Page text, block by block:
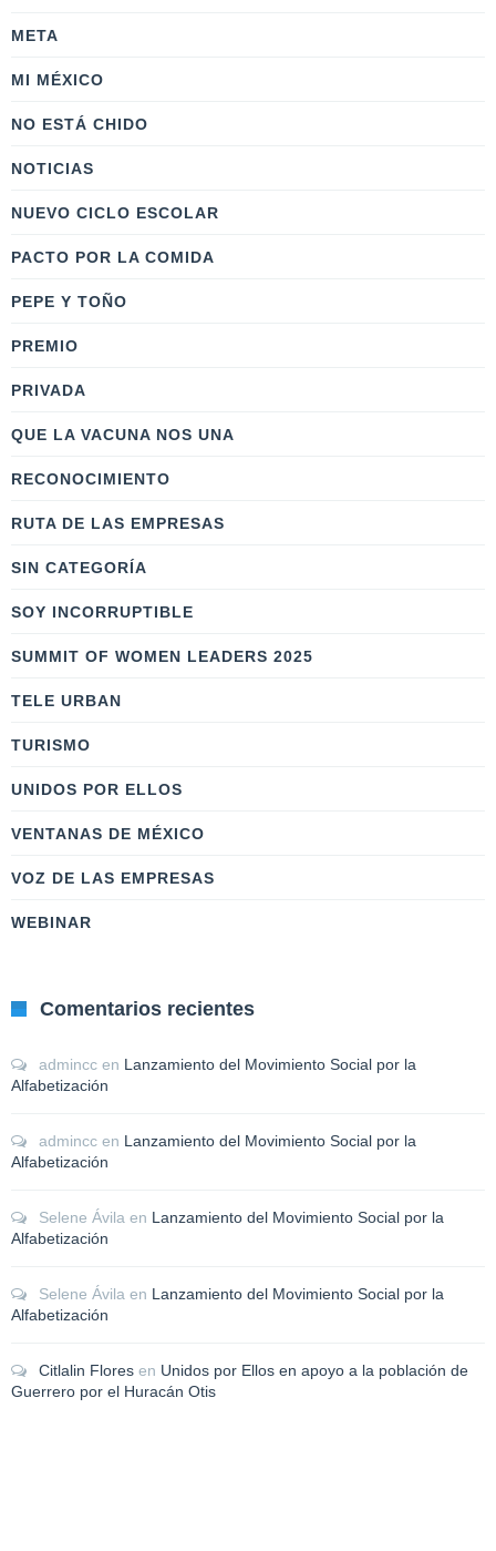
META
MI MÉXICO
NO ESTÁ CHIDO
NOTICIAS
NUEVO CICLO ESCOLAR
PACTO POR LA COMIDA
PEPE Y TOÑO
PREMIO
PRIVADA
QUE LA VACUNA NOS UNA
RECONOCIMIENTO
RUTA DE LAS EMPRESAS
SIN CATEGORÍA
SOY INCORRUPTIBLE
SUMMIT OF WOMEN LEADERS 2025
TELE URBAN
TURISMO
UNIDOS POR ELLOS
VENTANAS DE MÉXICO
VOZ DE LAS EMPRESAS
WEBINAR
Comentarios recientes
admincc en Lanzamiento del Movimiento Social por la
Alfabetización
admincc en Lanzamiento del Movimiento Social por la
Alfabetización
Selene Ávila en Lanzamiento del Movimiento Social por la
Alfabetización
Selene Ávila en Lanzamiento del Movimiento Social por la
Alfabetización
Citlalin Flores en Unidos por Ellos en apoyo a la población de
Guerrero por el Huracán Otis